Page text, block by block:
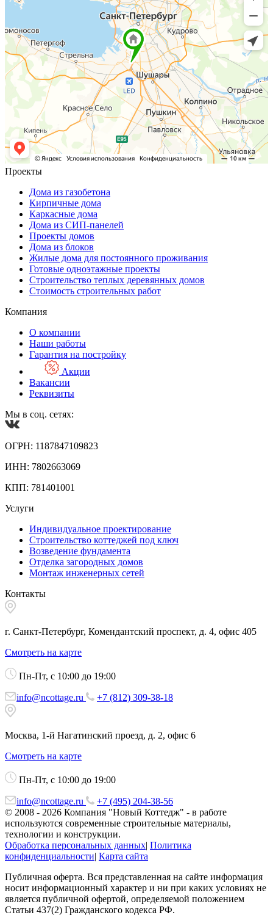
Проекты
Дома из газобетона
Кирпичные дома
Каркасные дома
Дома из СИП-панелей
Проекты домов
Дома из блоков
Жилые дома для постоянного проживания
Готовые одноэтажные проекты
Строительство теплых деревянных домов
Стоимость строительных работ
Компания
О компании
Наши работы
Гарантия на постройку
Акции
Вакансии
Реквизиты
Мы в соц. сетях:
ОГРН: 1187847109823
ИНН: 7802663069
КПП: 781401001
Услуги
Индивидуальное проектирование
Строительство коттеджей под ключ
Возведение фундамента
Отделка загородных домов
Монтаж инженерных сетей
Контакты
г. Санкт-Петербург, Комендантский проспект, д. 4, офис 405
Смотреть на карте
Пн-Пт, с 10:00 до 19:00
info@ncottage.ru +7 (812) 309-38-18
Москва, 1-й Нагатинский проезд, д. 2, офис 6
Смотреть на карте
Пн-Пт, с 10:00 до 19:00
info@ncottage.ru
+7 (495) 204-38-56
© 2008 - 2026 Компания "Новый Коттедж" - в работе
используются современные строительные материалы,
технологии и конструкции.
Обработка персональных данных| Политика
конфиденциальности| Карта сайта
Публичная оферта. Вся представленная на сайте информация
носит информационный характер и ни при каких условиях не
является публичной офертой, определяемой положением
Статьи 437(2) Гражданского кодекса РФ.